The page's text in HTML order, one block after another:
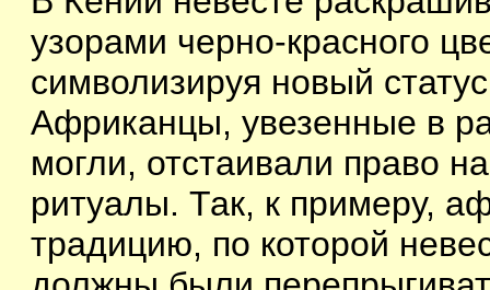
узорами черно-красного
символизируя новый
Африканцы, увезенные в
могли, отстаивали право
ритуалы. Так, к примеру,
традицию, по которой